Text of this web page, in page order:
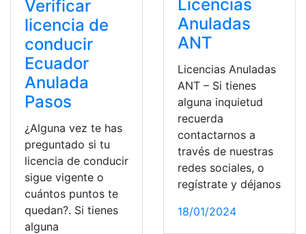
Verificar
licencia de
conducir
Ecuador
Anulada
Pasos
¿Alguna vez te has
preguntado si tu
licencia de conducir
sigue vigente o
cuántos puntos te
quedan?. Si tienes
alguna
Licencias
Anuladas
ANT
Licencias Anuladas
ANT – Si tienes
alguna inquietud
recuerda
contactarnos a
través de nuestras
redes sociales, o
regístrate y déjanos
18/01/2024